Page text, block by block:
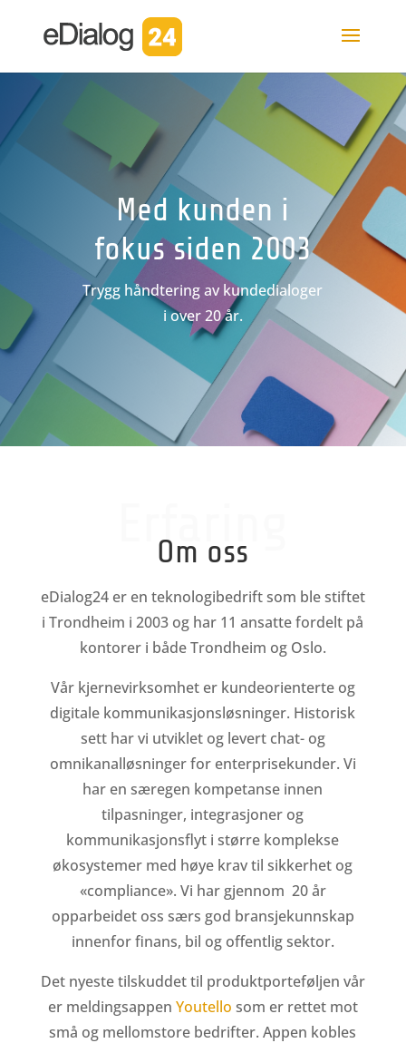
Med kunden i
fokus siden 2003
Trygg håndtering av kundedialoger
i over 20 år.
Erfaring
Om oss
eDialog24 er en teknologibedrift som ble stiftet
i Trondheim i 2003 og har 11 ansatte fordelt på
kontorer i både Trondheim og Oslo.
Vår kjernevirksomhet er kundeorienterte og
digitale kommunikasjonsløsninger. Historisk
sett har vi utviklet og levert chat- og
omnikanalløsninger for enterprisekunder. Vi
har en særegen kompetanse innen
tilpasninger, integrasjoner og
kommunikasjonsflyt i større komplekse
økosystemer med høye krav til sikkerhet og
«compliance». Vi har gjennom 20 år
opparbeidet oss særs god bransjekunnskap
innenfor finans, bil og offentlig sektor.
Det nyeste tilskuddet til produktporteføljen vår
er meldingsappen Youtello som er rettet mot
små og mellomstore bedrifter. Appen kobles